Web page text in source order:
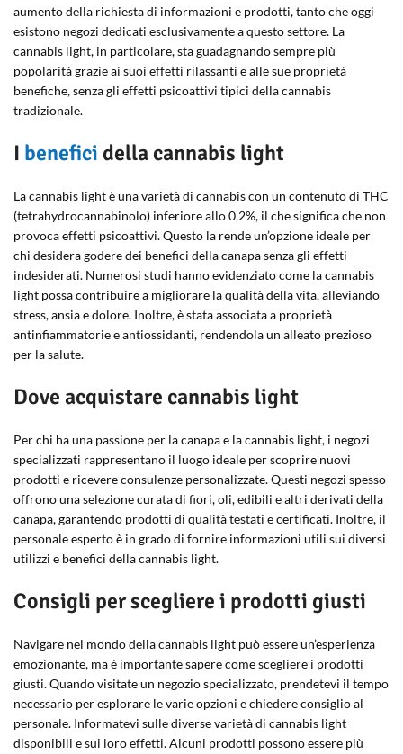
aumento della richiesta di informazioni e prodotti, tanto che oggi
esistono negozi dedicati esclusivamente a questo settore. La
cannabis light, in particolare, sta guadagnando sempre più
popolarità grazie ai suoi effetti rilassanti e alle sue proprietà
benefiche, senza gli effetti psicoattivi tipici della cannabis
tradizionale.
I benefici della cannabis light
La cannabis light è una varietà di cannabis con un contenuto di THC
(tetrahydrocannabinolo) inferiore allo 0,2%, il che significa che non
provoca effetti psicoattivi. Questo la rende un’opzione ideale per
chi desidera godere dei benefici della canapa senza gli effetti
indesiderati. Numerosi studi hanno evidenziato come la cannabis
light possa contribuire a migliorare la qualità della vita, alleviando
stress, ansia e dolore. Inoltre, è stata associata a proprietà
antinfiammatorie e antiossidanti, rendendola un alleato prezioso
per la salute.
Dove acquistare cannabis light
Per chi ha una passione per la canapa e la cannabis light, i negozi
specializzati rappresentano il luogo ideale per scoprire nuovi
prodotti e ricevere consulenze personalizzate. Questi negozi spesso
offrono una selezione curata di fiori, oli, edibili e altri derivati della
canapa, garantendo prodotti di qualità testati e certificati. Inoltre, il
personale esperto è in grado di fornire informazioni utili sui diversi
utilizzi e benefici della cannabis light.
Consigli per scegliere i prodotti giusti
Navigare nel mondo della cannabis light può essere un’esperienza
emozionante, ma è importante sapere come scegliere i prodotti
giusti. Quando visitate un negozio specializzato, prendetevi il tempo
necessario per esplorare le varie opzioni e chiedere consiglio al
personale. Informatevi sulle diverse varietà di cannabis light
disponibili e sui loro effetti. Alcuni prodotti possono essere più